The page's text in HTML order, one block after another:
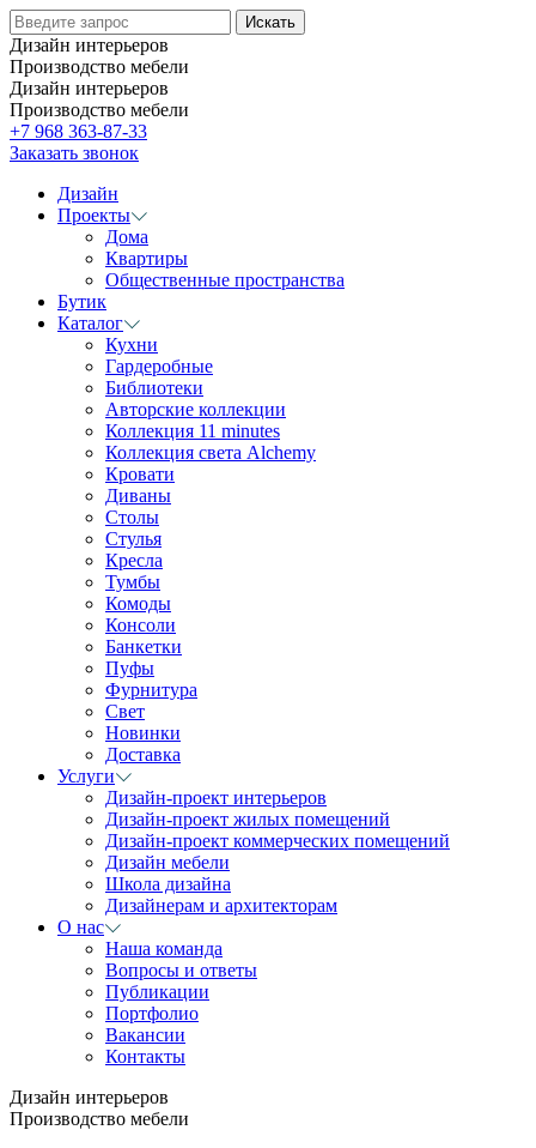
Дизайн интерьеров
Производство мебели
Дизайн интерьеров
Производство мебели
+7 968 363-87-33
Заказать звонок
Дизайн
Проекты
Дома
Квартиры
Общественные пространства
Бутик
Каталог
Кухни
Гардеробные
Библиотеки
Авторские коллекции
Коллекция 11 minutes
Коллекция света Alchemy
Кровати
Диваны
Столы
Стулья
Кресла
Тумбы
Комоды
Консоли
Банкетки
Пуфы
Фурнитура
Свет
Новинки
Доставка
Услуги
Дизайн-проект интерьеров
Дизайн-проект жилых помещений
Дизайн-проект коммерческих помещений
Дизайн мебели
Школа дизайна
Дизайнерам и архитекторам
О нас
Наша команда
Вопросы и ответы
Публикации
Портфолио
Вакансии
Контакты
Дизайн интерьеров
Производство мебели